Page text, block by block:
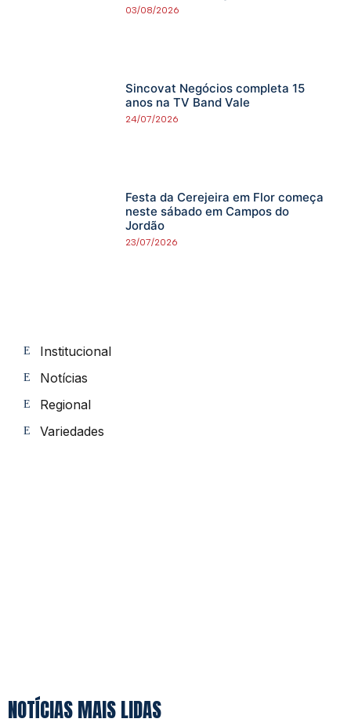
03/08/2026
Sincovat Negócios completa 15
anos na TV Band Vale
24/07/2026
Festa da Cerejeira em Flor começa
neste sábado em Campos do
Jordão
23/07/2026
Institucional
Notícias
Regional
Variedades
NOTÍCIAS MAIS LIDAS